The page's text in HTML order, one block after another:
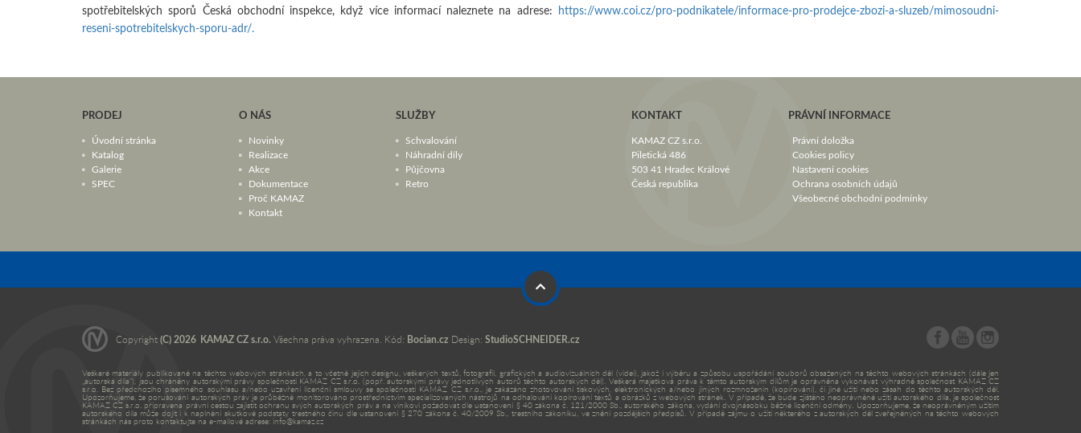
spotřebitelských sporů Česká obchodní inspekce, když více informací naleznete na adrese: https://www.coi.cz/pro-podnikatele/informace-pro-prodejce-zbozi-a-sluzeb/mimosoudni-
reseni-spotrebitelskych-sporu-adr/.
PRODEJ
Úvodní stránka
Katalog
Galerie
SPEC
O NÁS
Novinky
Realizace
Akce
Dokumentace
Proč KAMAZ
Kontakt
SLUŽBY
Schvalování
Náhradní díly
Půjčovna
Retro
KONTAKT
KAMAZ CZ s.r.o.
Piletická 486
503 41 Hradec Králové
Česká republika
PRÁVNÍ INFORMACE
Právní doložka
Cookies policy
Nastavení cookies
Ochrana osobních údajů
Všeobecné obchodní podmínky
Copyright(C) 2026 KAMAZ CZ s.r.o. Všechna práva vyhrazena. Kód: Bocian.cz Design: StudioSCHNEIDER.cz
Veškeré materiály publikované na těchto webových stránkách, a to včetně jejich designu, veškerých textů, fotografií, grafických a audiovizuálních děl (videí), jakož i výběru a způsobu uspořádání souborů obsažených na těchto webových stránkách (dále jen
„autorská díla“), jsou chráněny autorskými právy společnosti KAMAZ CZ s.r.o. (popř. autorskými právy jednotlivých autorů těchto autorských děl). Veškerá majetková práva k těmto autorským dílům je oprávněna vykonávat výhradně společnost KAMAZ CZ
s.r.o. Bez předchozího písemného souhlasu a/nebo uzavření licenční smlouvy se společností KAMAZ CZ s.r.o., je zakázáno zhotovování tiskových, elektronických a/nebo jiných rozmnoženin (kopírování), či jiné užití nebo zásah do těchto autorských děl.
Upozorňujeme, že porušování autorských práv je průběžně monitorováno prostřednictvím specializovaných nástrojů na odhalování kopírování textů a obrázků z webových stránek. V případě, že bude zjištěno neoprávněné užití autorského díla, je společnost
KAMAZ CZ s.r.o. připravena právní cestou zajistit ochranu svých autorských práv a na viníkovi požadovat dle ustanovení § 40 zákona č. 121/2000 Sb., autorského zákona, vydání dvojnásobku běžné licenční odměny. Upozorňujeme, že neoprávněným užitím
autorského díla může dojít i k naplnění skutkové podstaty trestného činu dle ustanovení § 270 zákona č. 40/2009 Sb., trestního zákoníku, ve znění pozdějších předpisů. V případě zájmu o užití některého z autorských děl zveřejněných na těchto webových
stránkách nás proto kontaktujte na e-mailové adrese: info@kamaz.cz